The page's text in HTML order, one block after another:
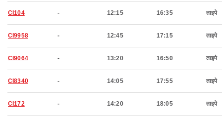
CI104 - 12:15 16:35 ताइपे
CI9958 - 12:45 17:15 ताइपे
CI9064 - 13:20 16:50 ताइपे
CI8340 - 14:05 17:55 ताइपे
CI172 - 14:20 18:05 ताइपे